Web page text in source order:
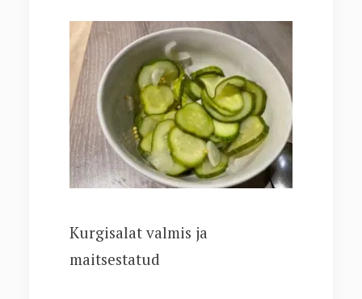
Kurgisalat valmis ja
maitsestatud